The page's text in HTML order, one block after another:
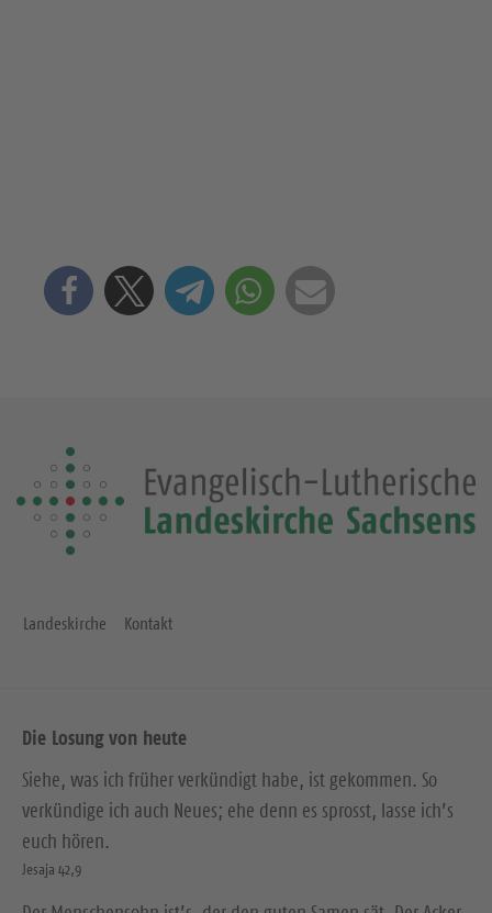
Landeskirche Kontakt
Die Losung von heute
Siehe, was ich früher verkündigt habe, ist gekommen. So
verkündige ich auch Neues; ehe denn es sprosst, lasse ich’s
euch hören.
Jesaja 42,9